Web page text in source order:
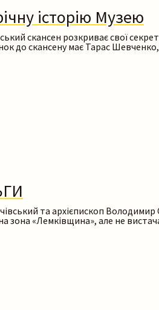
історію Музею
скансен розкриває свої
до скансену має Тарас
та архієпископ
зона «Лемківщина», але не